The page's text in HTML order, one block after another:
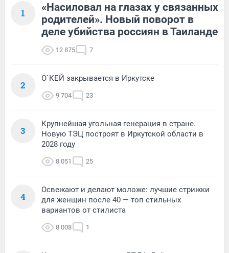
1
«Насиловал на глазах у связанных
родителей». Новый поворот в
деле убийства россиян в Таиланде
12 875 7
2
О`КЕЙ закрывается в Иркутске
9 704 23
3
Крупнейшая угольная генерация в стране.
Новую ТЭЦ построят в Иркутской области в
2028 году
8 051 25
4
Освежают и делают моложе: лучшие стрижки
для женщин после 40 — топ стильных
вариантов от стилиста
8 008 1